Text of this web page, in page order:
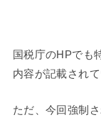
国税庁のHPでも
内容が記載されて
ただ、今回強制